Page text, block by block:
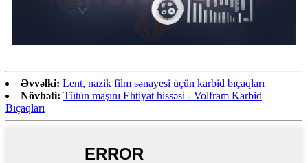
Əvvəlki: Lent, nazik film sənayesi üçün karbid bıçaqları
Növbəti: Tütün maşını Ehtiyat hissəsi - Volfram Karbid
Bıçaqları